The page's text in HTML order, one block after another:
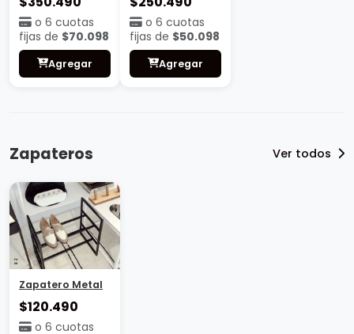
o 6 cuotas
fijas de $70.098
Agregar
o 6 cuotas
fijas de $50.098
Agregar
Zapateros Ver todos
Zapatero Metal
$120.490
o 6 cuotas